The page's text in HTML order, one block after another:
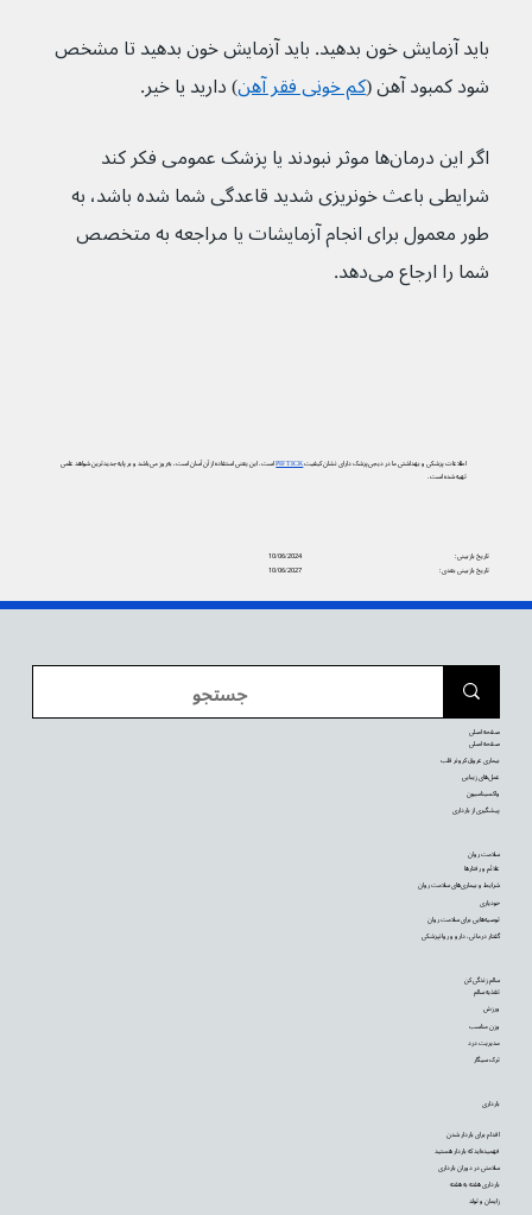
باید آزمایش خون بدهید. باید آزمایش خون بدهید تا مشخص
شود کمبود آهن (کم خونی فقر آهن) دارید یا خیر.
اگر این درمان‌ها موثر نبودند یا پزشک عمومی فکر کند
شرایطی باعث خونریزی شدید قاعدگی شما شده باشد، به
طور معمول برای انجام آزمایشات یا مراجعه به متخصص
شما را ارجاع می‌دهد.
اطلاعات پزشکی و بهداشتی ما در دیجی‌پزشک دارای نشان کیفیتPIF TICKاست. این یعنی استفاده از آن آسان است، به‌روز می‌باشد و بر پایه جدیدترین شواهد علمی
تهیه شده است.
10/06/2024
تاریخ بازبینی:
10/06/2027
تاریخ بازبینی بعدی:
بارداری
اقدام برای باردار شدن
فهمیده‌اید که باردار هستید
سلامتی در دوران بارداری
بارداری هفته به هفته
زایمان و تولد
سالم زندگی کن
تغذیه سالم
ورزش
وزن مناسب
مدیریت درد
ترک سیگار
سلامت روان
علائم و رفتارها
شرایط و بیماری‌های سلامت روان
خودیاری
توصیه‌‌هایی برای سلامت روان
گفتار درمانی، دارو و روانپزشکی
صفحه اصلی
صفحه اصلی
بیماری عروق کرونر قلب
عمل‌های زیبایی
واکسیناسیون
پیشگیری از بارداری